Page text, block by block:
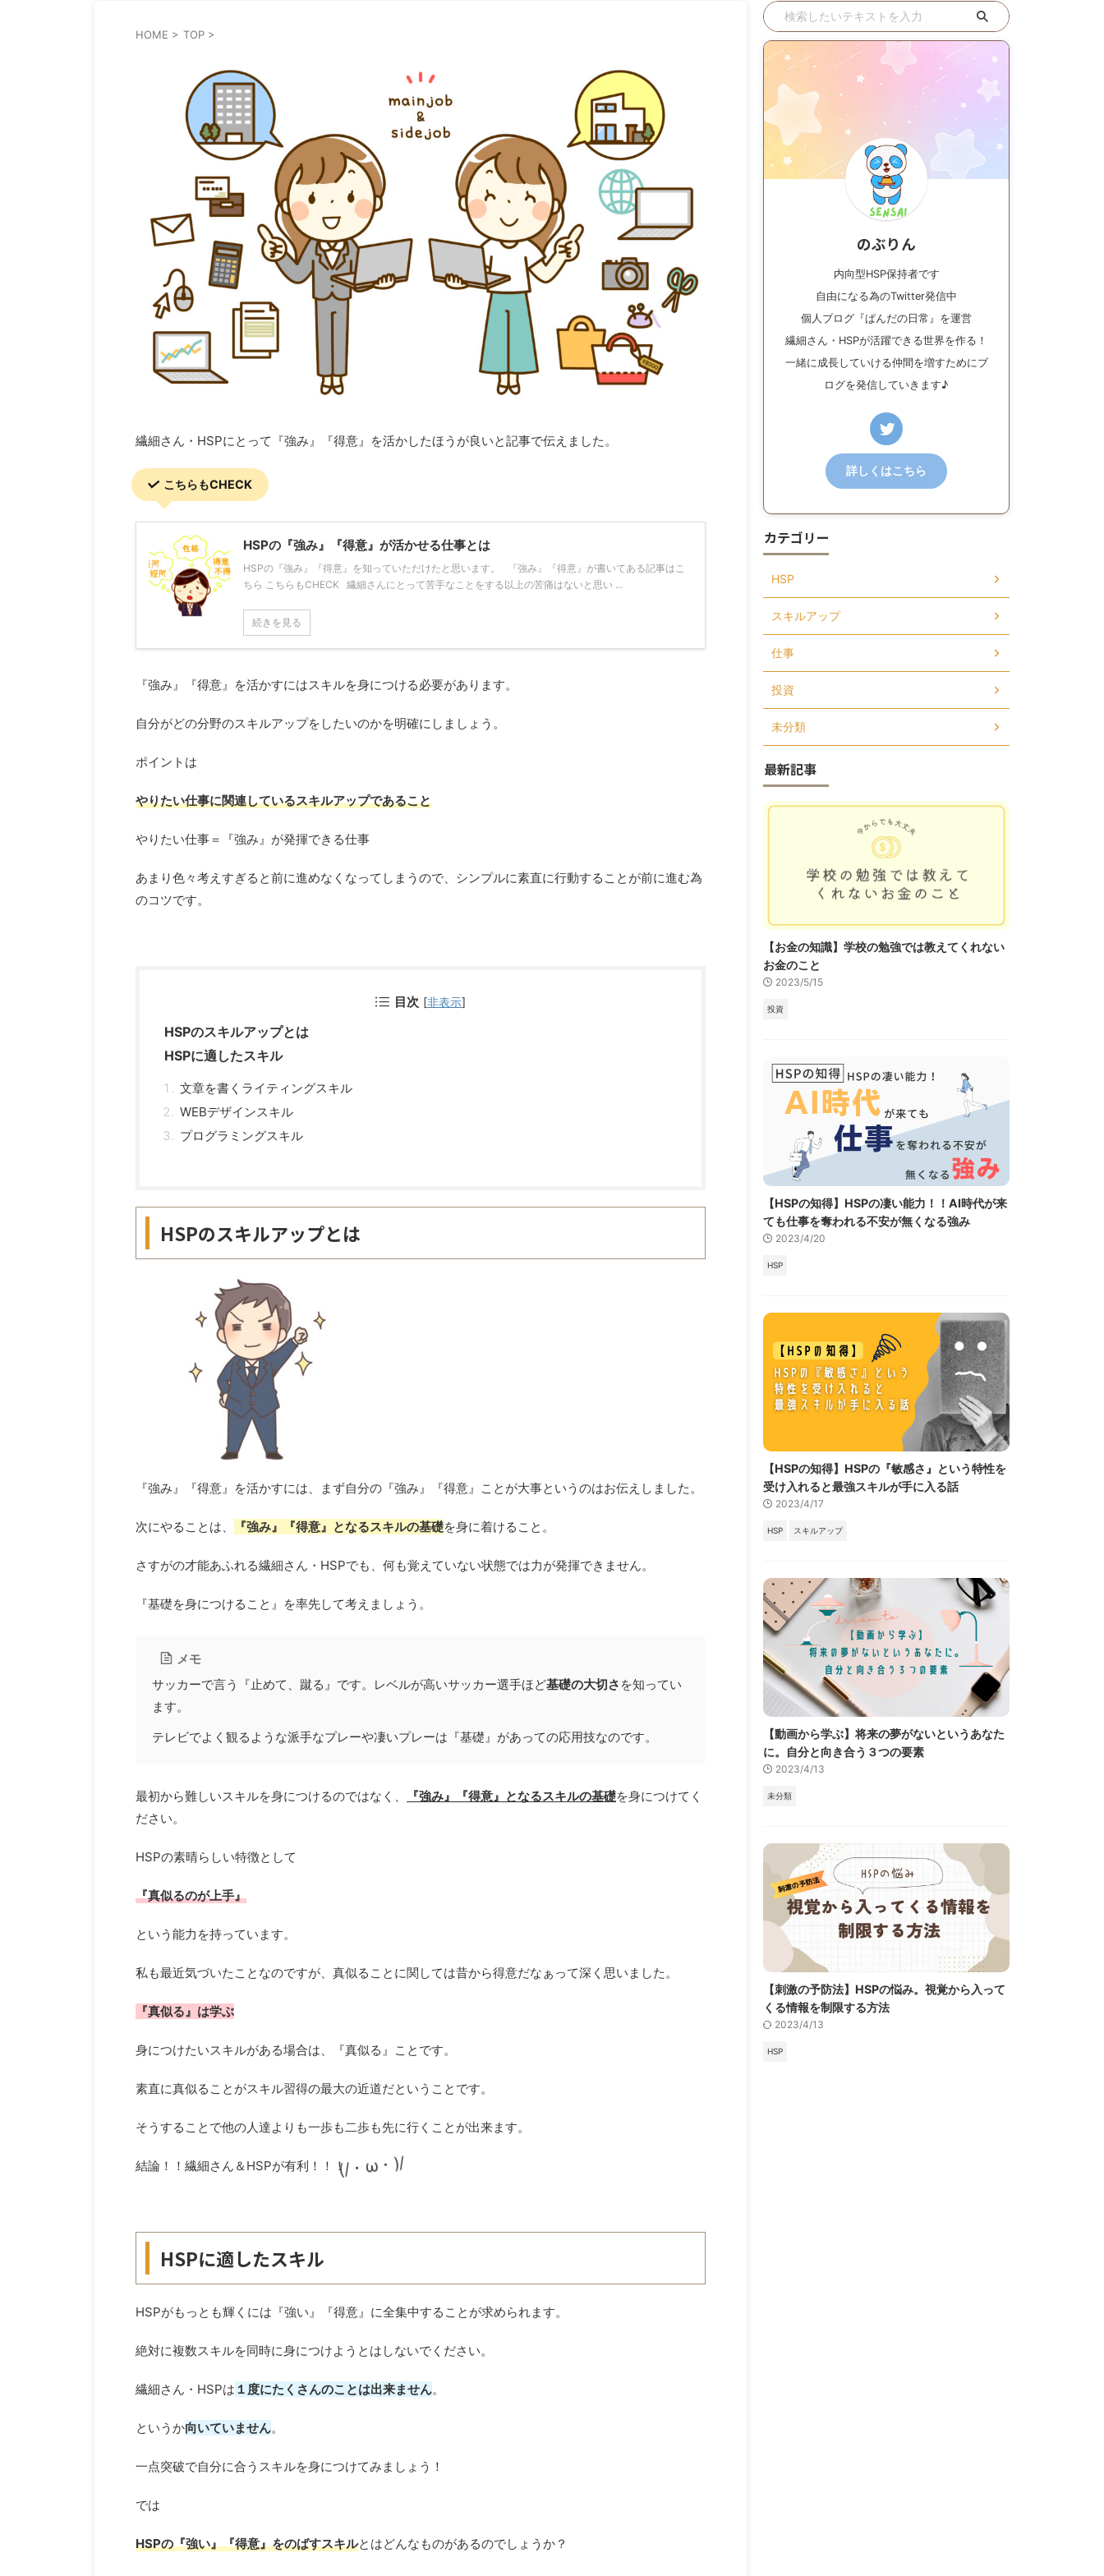
HOME > TOP >
繊細さん・HSPにとって『強み』『得意』を活かしたほうが良いと記事で伝えました。
こちらもCHECK
HSPの『強み』『得意』が活かせる仕事とは
HSPの『強み』『得意』を知っていただけたと思います。 『強み』『得意』が書いてある記事はこ
ちら こちらもCHECK 繊細さんにとって苦手なことをする以上の苦痛はないと思い ...
続きを見る
『強み』『得意』を活かすにはスキルを身につける必要があります。
自分がどの分野のスキルアップをしたいのかを明確にしましょう。
ポイントは
やりたい仕事に関連しているスキルアップであること
やりたい仕事＝『強み』が発揮できる仕事
あまり色々考えすぎると前に進めなくなってしまうので、シンプルに素直に行動することが前に進む為
のコツです。
目次 [非表示]
HSPのスキルアップとは
HSPに適したスキル
文章を書くライティングスキル
WEBデザインスキル
プログラミングスキル
HSPのスキルアップとは
『強み』『得意』を活かすには、まず自分の『強み』『得意』ことが大事というのはお伝えしました。
次にやることは、 『強み』『得意』となるスキルの基礎を身に着けること。
さすがの才能あふれる繊細さん・HSPでも、何も覚えていない状態では力が発揮できません。
『基礎を身につけること』を率先して考えましょう。
メモ
サッカーで言う『止めて、蹴る』です。レベルが高いサッカー選手ほど基礎の大切さ を知ってい
ます。
テレビでよく観るような派手なプレーや凄いプレーは『基礎』があっての応用技なのです。
最初から難しいスキルを身につけるのではなく、 『強み』『得意』となるスキルの基礎を身につけてく
ださい。
HSPの素晴らしい特徴として
『真似るのが上手』
という能力を持っています。
私も最近気づいたことなのですが、真似ることに関しては昔から得意だなぁって深く思いました。
『真似る』は学ぶ
身につけたいスキルがある場合は、『真似る』ことです。
素直に真似ることがスキル習得の最大の近道だということです。
そうすることで他の人達よりも一歩も二歩も先に行くことが出来ます。
結論！！繊細さん＆HSPが有利！！！ (/・ω・)/
HSPに適したスキル
HSPがもっとも輝くには『強い』『得意』に全集中することが求められます。
絶対に複数スキルを同時に身につけようとはしないでください。
繊細さん・HSPは １度にたくさんのことは出来ません。
というか向いていません。
一点突破で自分に合うスキルを身につけてみましょう！
では
HSPの『強い』『得意』をのばすスキルとはどんなものがあるのでしょうか？
のぶりん
内向型HSP保持者です
自由になる為のTwitter発信中
個人ブログ『ぱんだの日常』を運営
繊細さん・HSPが活躍できる世界を作る！
一緒に成長していける仲間を増すためにブ
ログを発信していきます♪
詳しくはこちら
カテゴリー
HSP
スキルアップ
仕事
投資
未分類
最新記事
【お金の知識】学校の勉強では教えてくれない
お金のこと
2023/5/15
投資
【HSPの知得】HSPの凄い能力！！AI時代が来
ても仕事を奪われる不安が無くなる強み
2023/4/20
HSP
【HSPの知得】HSPの『敏感さ』という特性を
受け入れると最強スキルが手に入る話
2023/4/17
HSP スキルアップ
【動画から学ぶ】将来の夢がないというあなた
に。自分と向き合う３つの要素
2023/4/13
未分類
【刺激の予防法】HSPの悩み。視覚から入って
くる情報を制限する方法
2023/4/13
HSP